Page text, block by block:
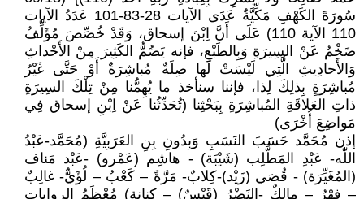
سُورَةَ الكَهْفِ مَكِّيَّةٌ عَدَى الآيات 28-83-101 عَدَدُ الآيات
110 الآية 110) عَلَى أَنَّ اِبْنَ إسحاق، وَقَدْ خُصِّصَ مُؤَلِّفٌ
ضَخْمٌ عَنْ السِيرَةِ وَبِالطَبْعِ، فإنه يَضُمُّ الكَثِيرَ مِنْ الأَحْداثِ
وَالأَحادِيثِ الَّتِي لَيْسَتْ لَها صِلَةٌ مُباشِرَةٌ أَوْ حَتَّى غَيْرُ
مُباشِرَةٍ بِذٰلِكَ لِذا، فإننا سنأخذ ما يُهِمُّنا مِنْ تِلْكَ السِيرَةِ
ذاتِ العَلاقَةِ المُباشِرَةِ بِبَحْثِنا (تُحَدِّثُنا عَنْ اِبْنِ إسحاق فِي
مَواضِعَ أُخْرَى)
إذن مُحَمَّد حَسَبَ النَسَبِ وَبِدُونِ بِنِ العَرَبِيَّةِ (مُحَمَّد-عَبْدُ
اللّٰه- عَبْدِ المَطَّلِب (شَيْبَة) - هاشِم (عَمْرو) -عَبْد مَناف
(المُغَيِّرَة) - قُصَي (زَيْد)-كِلابٌ- مَرَّةً – كَعْبٌ – لُؤَيٌّ- غالِبٌ
– فِهْرٌ – مالِكٌ -النَضْرُ (قَيْسٌ) – كنانة) مُعْظَمُ الرِواياتِ